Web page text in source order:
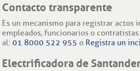
Contacto transparente
Es un mecanismo para registrar actos
empleados, funcionarios o contratistas
al:01 8000 522 955 o Registra un
Electrificadora de Santander